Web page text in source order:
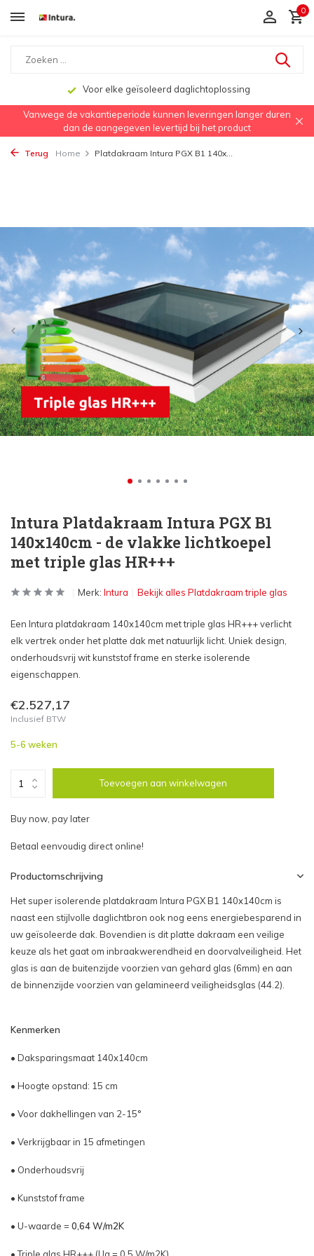
0
Voor elke geïsoleerd daglichtoplossing
Vanwege de vakantieperiode kunnen leveringen langer duren
dan de aangegeven levertijd bij het product
Terug Home Platdakraam Intura PGX B1 140x...
Intura Platdakraam Intura PGX B1
140x140cm - de vlakke lichtkoepel
met triple glas HR+++
Merk: Intura Bekijk alles Platdakraam triple glas
Een Intura platdakraam 140x140cm met triple glas HR+++ verlicht
elk vertrek onder het platte dak met natuurlijk licht. Uniek design,
onderhoudsvrij wit kunststof frame en sterke isolerende
eigenschappen.
€2.527,17
Inclusief BTW
5-6 weken
Toevoegen aan winkelwagen
Buy now, pay later
Betaal eenvoudig direct online!
Productomschrijving
Het super isolerende platdakraam Intura PGX B1 140x140cm is
naast een stijlvolle daglichtbron ook nog eens energiebesparend in
uw geïsoleerde dak. Bovendien is dit platte dakraam een veilige
keuze als het gaat om inbraakwerendheid en doorvalveiligheid. Het
glas is aan de buitenzijde voorzien van gehard glas (6mm) en aan
de binnenzijde voorzien van gelamineerd veiligheidsglas (44.2).
Kenmerken
• Daksparingsmaat 140x140cm
• Hoogte opstand: 15 cm
• Voor dakhellingen van 2-15°
• Verkrijgbaar in 15 afmetingen
• Onderhoudsvrij
• Kunststof frame
• U-waarde = 0,64 W/m2K